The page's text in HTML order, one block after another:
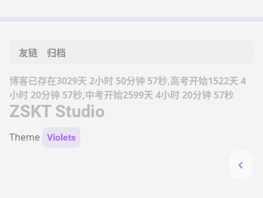
ZSKT Studio
Theme Violets
友链 归档
博客已存在3029天 2小时 50分钟 57秒,高考开始1522天 4
小时 20分钟 57秒,中考开始2599天 4小时 20分钟 57秒